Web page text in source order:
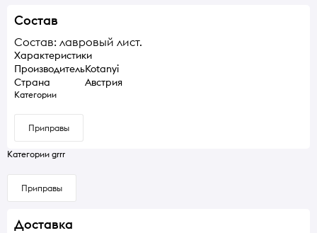
Состав
Состав: лавровый лист.
Характеристики
ПроизводительKotanyi
Страна
Австрия
Категории
Приправы
Категории grrr
Приправы
Доставка